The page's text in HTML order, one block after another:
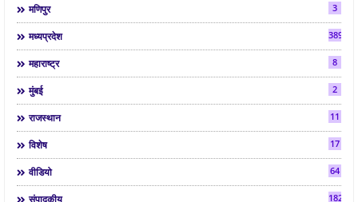
मणिपुर 3
मध्यप्रदेश 3892
महाराष्ट्र 8
मुंबई 2
राजस्थान 11
विशेष 17
वीडियो 64
संपादकीय 182